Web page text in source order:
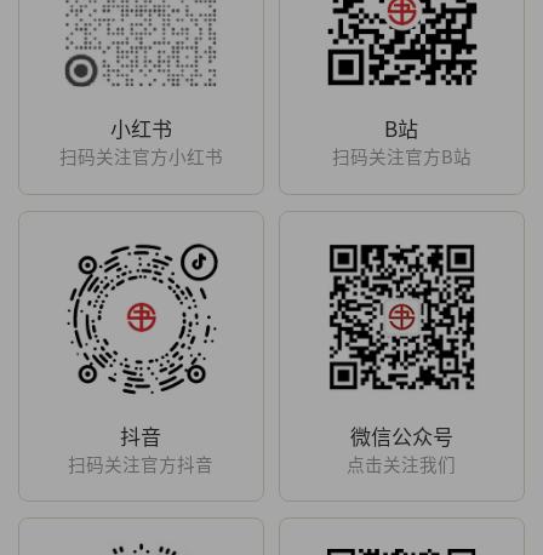
小红书
扫码关注官方小红书
B站
扫码关注官方B站
抖音
扫码关注官方抖音
微信公众号
点击关注我们